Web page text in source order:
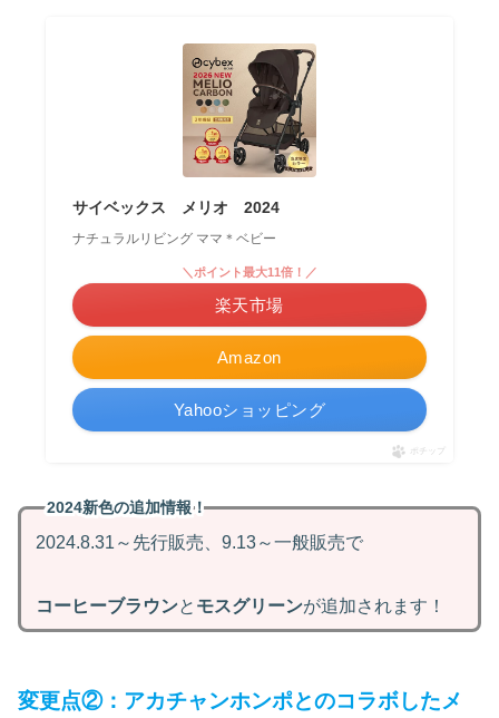
サイベックス メリオ 2024
ナチュラルリビング ママ＊ベビー
Amazon
＼ポイント最大11倍！／
楽天市場
Yahooショッピング
ポチップ
2024新色の追加情報！
2024.8.31～先行販売、9.13～一般販売で
コーヒーブラウンと モスグリーンが追加されます！
変更点②：アカチャンホンポとのコラボしたメ